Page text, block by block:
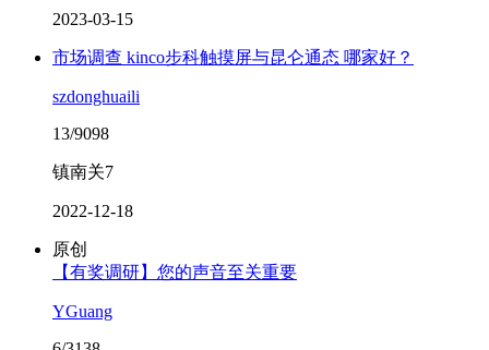
2023-03-15
市场调查 kinco步科触摸屏与昆仑通态 哪家好？
szdonghuaili
13/9098
镇南关7
2022-12-18
原创
【有奖调研】您的声音至关重要
YGuang